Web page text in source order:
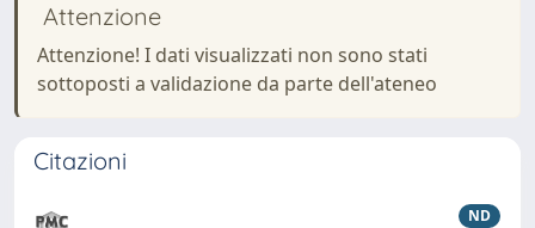
Attenzione
Attenzione! I dati visualizzati non sono stati
sottoposti a validazione da parte dell'ateneo
Citazioni
ND